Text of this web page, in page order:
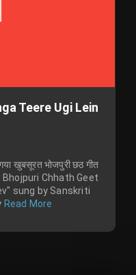
Teere Ugi Lein
खुबसूरत भोजपुरी छठ गीत
Bhojpuri Chhath Geet
sung by Sanskriti
Read More